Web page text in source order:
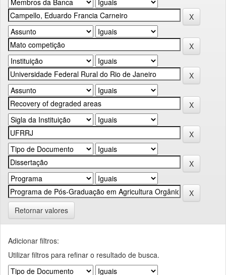
Retornar valores
Adicionar filtros:
Utilizar filtros para refinar o resultado de busca.